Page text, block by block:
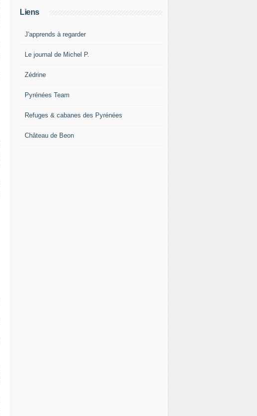
Liens
J'apprends à regarder
Le journal de Michel P.
Zédrine
Pyrénées Team
Refuges & cabanes des Pyrénées
Château de Beon